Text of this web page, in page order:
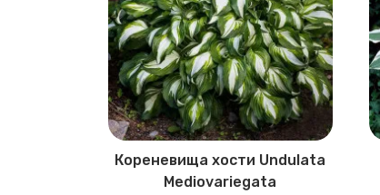
Кореневища хости Undulata
Mediovariegata